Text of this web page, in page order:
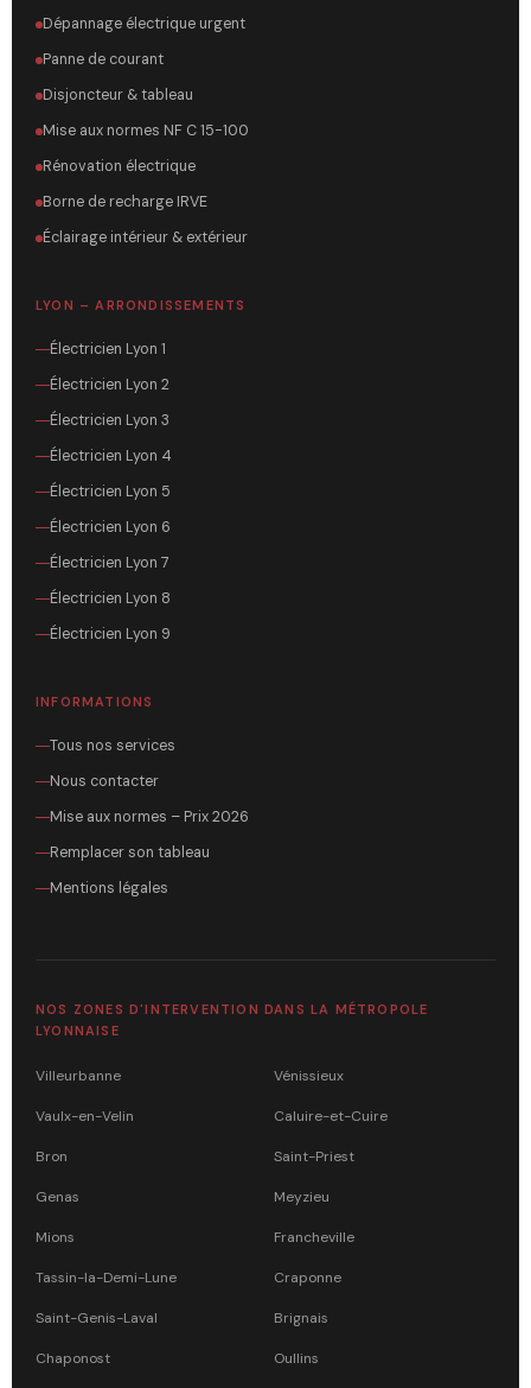
Dépannage électrique urgent
Panne de courant
Disjoncteur & tableau
Mise aux normes NF C 15-100
Rénovation électrique
Borne de recharge IRVE
Éclairage intérieur & extérieur
LYON – ARRONDISSEMENTS
Électricien Lyon 1
Électricien Lyon 2
Électricien Lyon 3
Électricien Lyon 4
Électricien Lyon 5
Électricien Lyon 6
Électricien Lyon 7
Électricien Lyon 8
Électricien Lyon 9
INFORMATIONS
Tous nos services
Nous contacter
Mise aux normes – Prix 2026
Remplacer son tableau
Mentions légales
NOS ZONES D'INTERVENTION DANS LA MÉTROPOLE
LYONNAISE
Villeurbanne Vénissieux
Vaulx-en-Velin Caluire-et-Cuire
Bron Saint-Priest
Genas Meyzieu
Mions Francheville
Tassin-la-Demi-Lune Craponne
Saint-Genis-Laval Brignais
Chaponost Oullins